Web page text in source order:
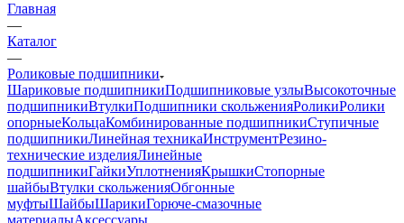
Главная
—
Каталог
—
Роликовые подшипники
Шариковые подшипникиПодшипниковые узлыВысокоточные
подшипникиВтулкиПодшипники скольженияРоликиРолики
опорныеКольцаКомбинированные подшипникиСтупичные
подшипникиЛинейная техникаИнструментРезино-
технические изделияЛинейные
подшипникиГайкиУплотненияКрышкиСтопорные
шайбыВтулки скольженияОбгонные
муфтыШайбыШарикиГорюче-смазочные